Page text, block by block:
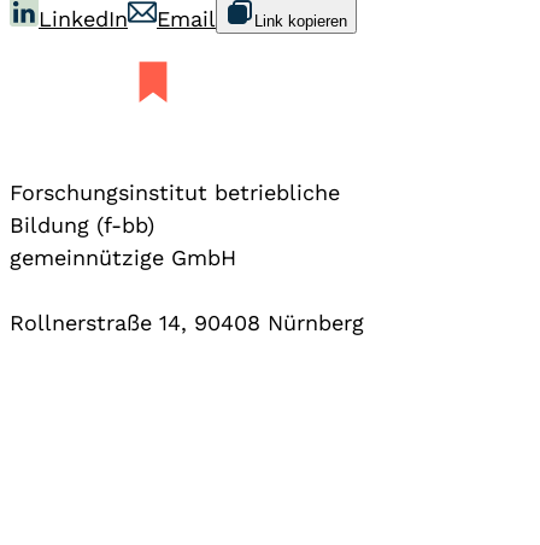
LinkedIn Email Link kopieren
Forschungsinstitut betriebliche
Bildung (f-bb)
gemeinnützige GmbH
Rollnerstraße 14, 90408 Nürnberg